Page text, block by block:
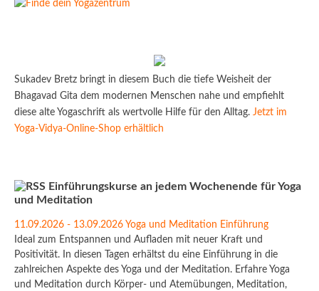
Sukadev Bretz bringt in diesem Buch die tiefe Weisheit der
Bhagavad Gita dem modernen Menschen nahe und empfiehlt
diese alte Yogaschrift als wertvolle Hilfe für den Alltag. Jetzt im
Yoga-Vidya-Online-Shop erhältlich
Einführungskurse an jedem Wochenende für Yoga
und Meditation
11.09.2026 - 13.09.2026 Yoga und Meditation Einführung
Ideal zum Entspannen und Aufladen mit neuer Kraft und
Positivität. In diesen Tagen erhältst du eine Einführung in die
zahlreichen Aspekte des Yoga und der Meditation. Erfahre Yoga
und Meditation durch Körper- und Atemübungen, Meditation,